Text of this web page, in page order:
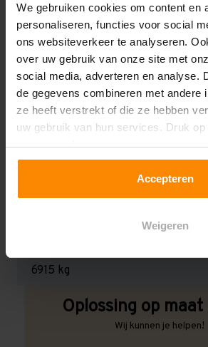
We gebruiken cookies om content en
personaliseren, functies voor social
ons websiteverkeer te analyseren.
over uw gebruik van onze site met
social media, adverteren en analyse.
de gegevens combineren met andere
ze heeft verstrekt of die ze hebben
uw gebruik van hun services. Druk op
accepteren!
Accepteren
Weigeren
26.300 mm
Liggerlengte:
2.700 mm
Aantal niveaus:
2
Kleur staanders:
Draagkracht per liggerniveau:
1.550 kg (516 kg per pallet)
6915 kg
Oplossing op maat
Wij kunnen je helpen!